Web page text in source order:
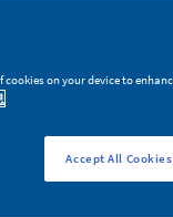
产品家族
cookies on your device to
Accept All Cookies